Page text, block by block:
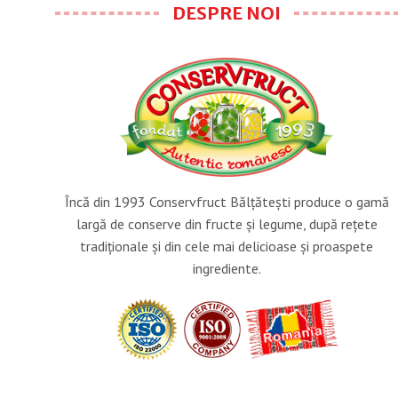
DESPRE NOI
Încă din 1993 Conservfruct Bălţăteşti produce o gamă
largă de conserve din fructe şi legume, după reţete
tradiţionale şi din cele mai delicioase şi proaspete
ingrediente.